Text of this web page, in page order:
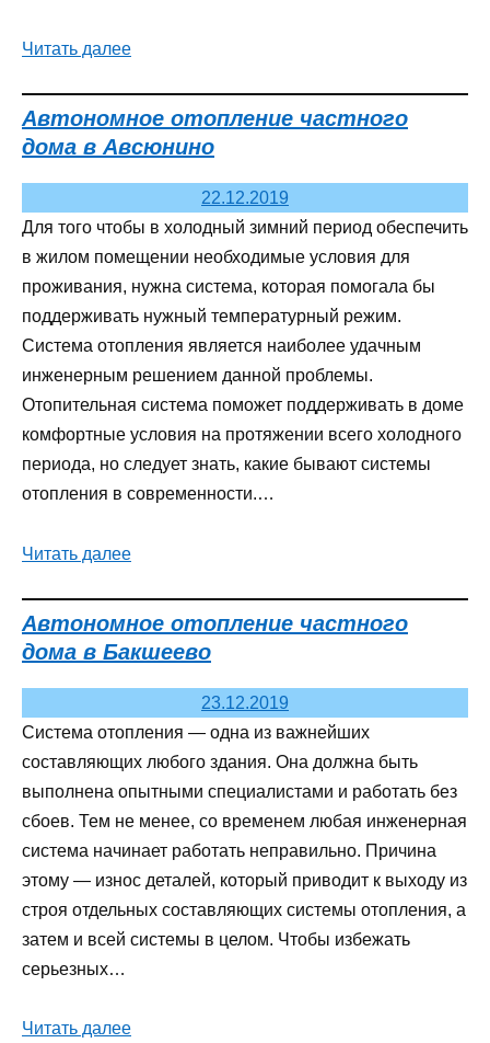
Читать далее
Автономное отопление частного
дома в Авсюнино
22.12.2019
Для того чтобы в холодный зимний период обеспечить
в жилом помещении необходимые условия для
проживания, нужна система, которая помогала бы
поддерживать нужный температурный режим.
Система отопления является наиболее удачным
инженерным решением данной проблемы.
Отопительная система поможет поддерживать в доме
комфортные условия на протяжении всего холодного
периода, но следует знать, какие бывают системы
отопления в современности.…
Читать далее
Автономное отопление частного
дома в Бакшеево
23.12.2019
Система отопления — одна из важнейших
составляющих любого здания. Она должна быть
выполнена опытными специалистами и работать без
сбоев. Тем не менее, со временем любая инженерная
система начинает работать неправильно. Причина
этому — износ деталей, который приводит к выходу из
строя отдельных составляющих системы отопления, а
затем и всей системы в целом. Чтобы избежать
серьезных…
Читать далее